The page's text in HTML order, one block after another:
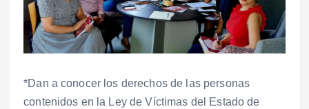
*Dan a conocer los derechos de las personas
contenidos en la Ley de Víctimas del Estado de